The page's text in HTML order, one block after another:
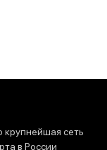
крупнейшая сеть
в России